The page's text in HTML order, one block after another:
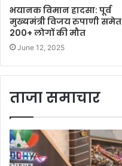
भयानक विमान हादसा: पूर्व
मुख्यमंत्री विजय रुपाणी समेत
200+ लोगों की मौत
June 12, 2025
ताजा समाचार